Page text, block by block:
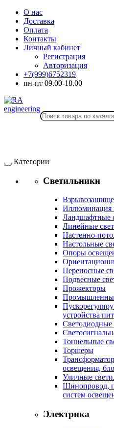
О нас
Доставка
Оплата
Контакты
Личный кабинет
Регистрация
Авторизация
+7(999)6752319
пн-пт 09.00-18.00
Категории
Светильники
Иллюминация
Ландшафтные
Линейные
Настенно-
Настольные
Опоры
Переносные
Подвесные
Прожекторы
устройства
Светодиодные
Тоннельные
Торшеры
освещения,
Уличные
Шинопровод,
систем
Электрика